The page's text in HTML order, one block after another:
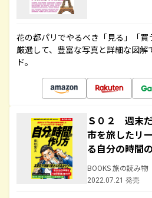
花の都パリでやるべき「見る」「
厳選して、豊富な写真と詳細な図解
ド。
Ｓ０２ 週末
市を旅したリ
る自分の時間
BOOKS 旅の読み物
2022.07.21 発売